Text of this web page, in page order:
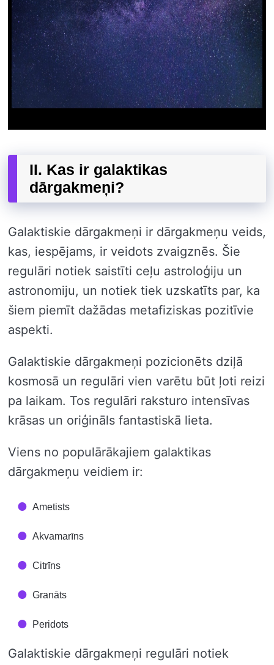
II. Kas ir galaktikas
dārgakmeņi?
Galaktiskie dārgakmeņi ir dārgakmeņu veids,
kas, iespējams, ir veidots zvaigznēs. Šie
regulāri notiek saistīti ceļu astroloģiju un
astronomiju, un notiek tiek uzskatīts par, ka
šiem piemīt dažādas metafiziskas pozitīvie
aspekti.
Galaktiskie dārgakmeņi pozicionēts dziļā
kosmosā un regulāri vien varētu būt ļoti reizi
pa laikam. Tos regulāri raksturo intensīvas
krāsas un oriģināls fantastiskā lieta.
Viens no populārākajiem galaktikas
dārgakmeņu veidiem ir:
Ametists
Akvamarīns
Citrīns
Granāts
Peridots
Galaktiskie dārgakmeņi regulāri notiek